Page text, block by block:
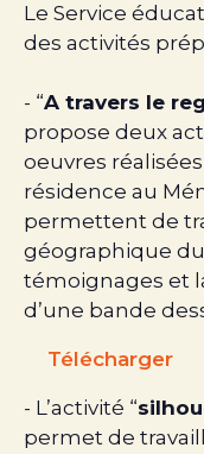
Le Service
des activités
- “A travers le
propose deux
oeuvres
résidence au
permettent de
géographique du
témoignages et
d’une bande
Télécharger
- L’activité “
permet de